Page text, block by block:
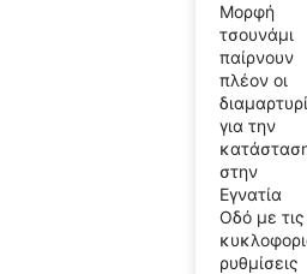
Μορφή
τσουνάμι
παίρνουν
πλέον οι
για την
στην
Εγνατία
Οδό με τις
ρυθμίσεις